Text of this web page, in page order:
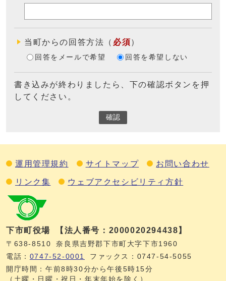
当町からの回答方法 （ 必須）
回答をメールで希望 回答を希望しない
書き込みが終わりましたら、下の確認ボタンを押
してください。
確認
運用管理規約 サイトマップ お問い合わせ
リンク集 ウェブアクセシビリティ方針
下市町役場 【法人番号：2000020294438】
〒638-8510
奈良県吉野郡下市町大字下市1960
電話： 0747‐52‐0001
ファックス：0747‐54‐5055
開庁時間：午前8時30分から午後5時15分
（土曜・日曜・祝日・年末年始を除く）